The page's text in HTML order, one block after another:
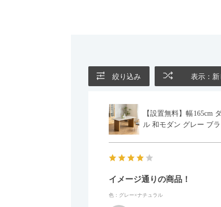
絞り込み 表示：新
【設置無料】幅165cm
ル 和モダン グレー ブ
イメージ通りの商品！
色：グレー×ナチュラル